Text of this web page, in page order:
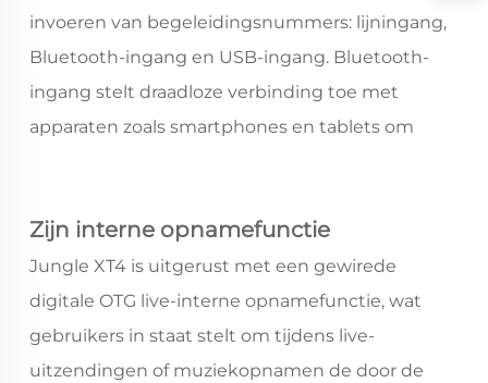
invoeren van begeleidingsnummers: lijningang,
Bluetooth-ingang en USB-ingang. Bluetooth-
ingang stelt draadloze verbinding toe met
apparaten zoals smartphones en tablets om
opgeslagen rechtstreeks afspelen; lijningang
maakt verbinding mogelijk met andere
audiotoestellen zoals computers en MP3-spelers,
waardoor de bronnen van muziek worden
uitgebreid.
Zijn interne opnamefunctie
Jungle XT4 is uitgerust met een gewirede
digitale OTG live-interne opnamefunctie, wat
gebruikers in staat stelt om tijdens live-
uitzendingen of muziekopnamen de door de